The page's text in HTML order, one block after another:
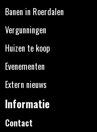
Banen in Roerdalen
Vergunningen
Huizen te koop
Evenementen
Extern nieuws
Informatie
Contact